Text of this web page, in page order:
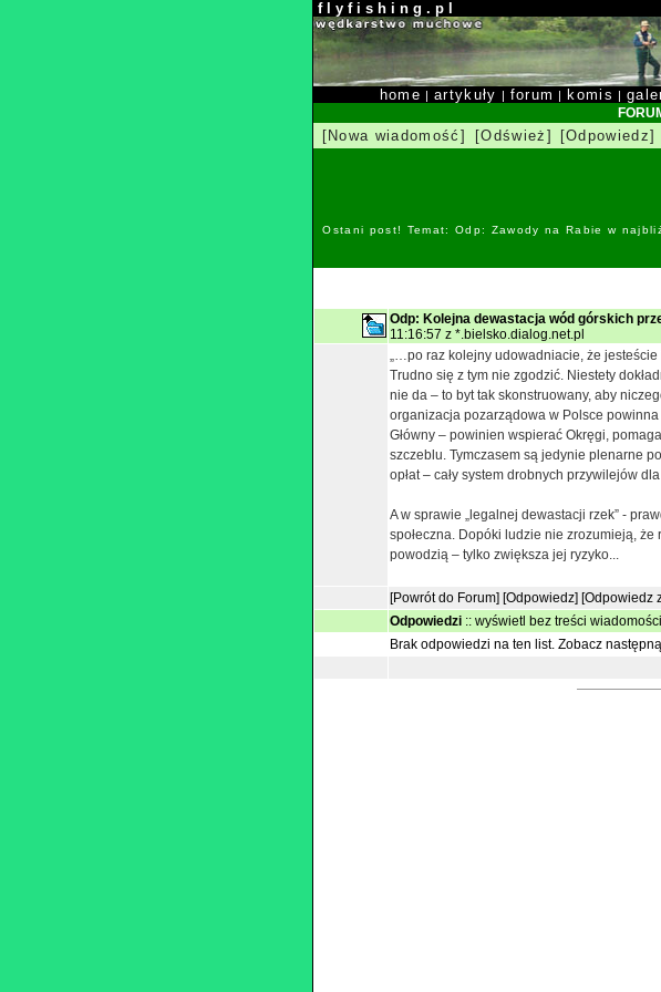
f l y f i s h i n g . p l
home |artykuły | forum | komis |
[Nowa wiadomość] [Odśwież] [Odpowiedz]
Ostani post! Temat: Odp: Zawody na Rabie w
Odp: Kolejna dewastacja wód górskich
11:16:57 z *.bielsko.dialog.net.pl
„…po raz kolejny udowadniacie, że
Trudno się z tym nie zgodzić. Niestety
nie da – to byt tak skonstruowany, aby
organizacja pozarządowa w Polsce
Główny – powinien wspierać Okręgi,
szczeblu. Tymczasem są jedynie plenarne
opłat – cały system drobnych przywilejów
A w sprawie „legalnej dewastacji rzek” -
społeczna. Dopóki ludzie nie zrozumieją,
powodzią – tylko zwiększa jej ryzyko...
[Powrót do Forum] [Odpowiedz] [Odpowiedz
Odpowiedzi :: wyświetl bez treści wiadomości
Brak odpowiedzi na ten list. Zobacz